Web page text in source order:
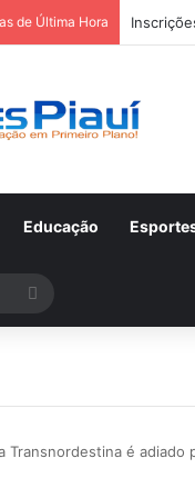
de Última Hora
Educação
Procurar
por
Transnordestina é adiado